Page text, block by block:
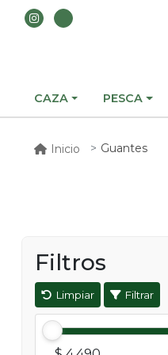
CAZA PESCA
Inicio Guantes
Filtros
Limpiar Filtrar